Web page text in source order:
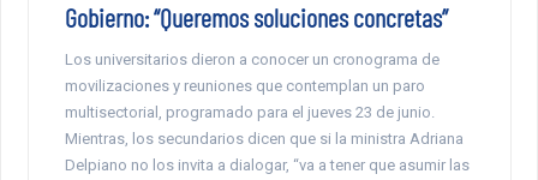
Gobierno: “Queremos soluciones concretas”
Los universitarios dieron a conocer un cronograma de
movilizaciones y reuniones que contemplan un paro
multisectorial, programado para el jueves 23 de junio.
Mientras, los secundarios dicen que si la ministra Adriana
Delpiano no los invita a dialogar, “va a tener que asumir las